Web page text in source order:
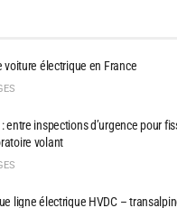
voiture électrique en France
entre inspections d’urgence pour
volant
ligne électrique HVDC –